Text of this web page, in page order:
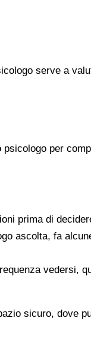
serve a
per
prima di
ascolta, fa
vedersi,
sicuro, dove